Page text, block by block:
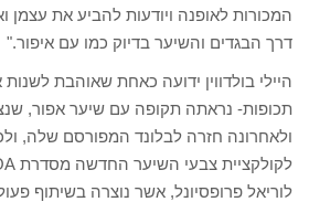
המכורות לאופנה ויודעות להביע את עצמן
דרך הבגדים והשיער בדיוק כמו עם איפור."
היילי בולדווין ידועה כאחת שאוהבת
תכופות- נראתה תקופה עם שיער אפור,
ולאחרונה חזרה לבלונד המפורסם שלה,
לוריאל פרופסיונל, אשר נוצרה בשיתוף